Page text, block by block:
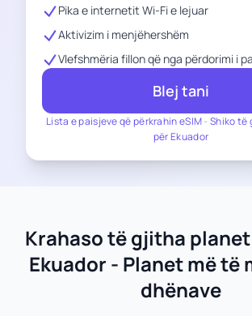
Lista e paisjeve që përkrahin eSIM-Shiko të
për Ekuador
Pika e internetit Wi-Fi e lejuar
Aktivizim i menjëhershëm
Vlefshmëria fillon që nga përdorimi i
Blej tani
Krahaso të gjitha
Ekuador - Planet më të
dhënave